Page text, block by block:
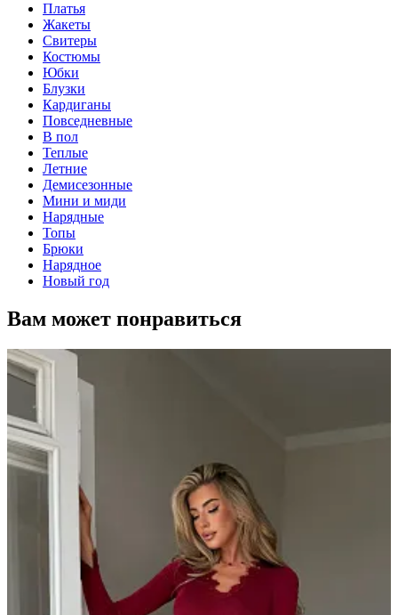
Платья
Жакеты
Свитеры
Костюмы
Юбки
Блузки
Кардиганы
Повседневные
В пол
Теплые
Летние
Демисезонные
Мини и миди
Нарядные
Топы
Брюки
Нарядное
Новый год
Вам может понравиться